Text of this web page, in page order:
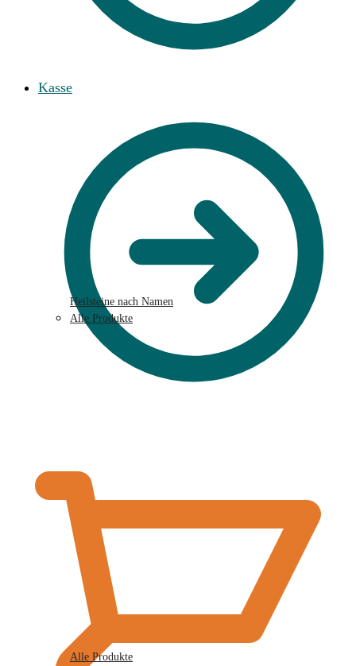
Kasse
Heilsteine nach Namen
Alle Produkte
Alle Produkte